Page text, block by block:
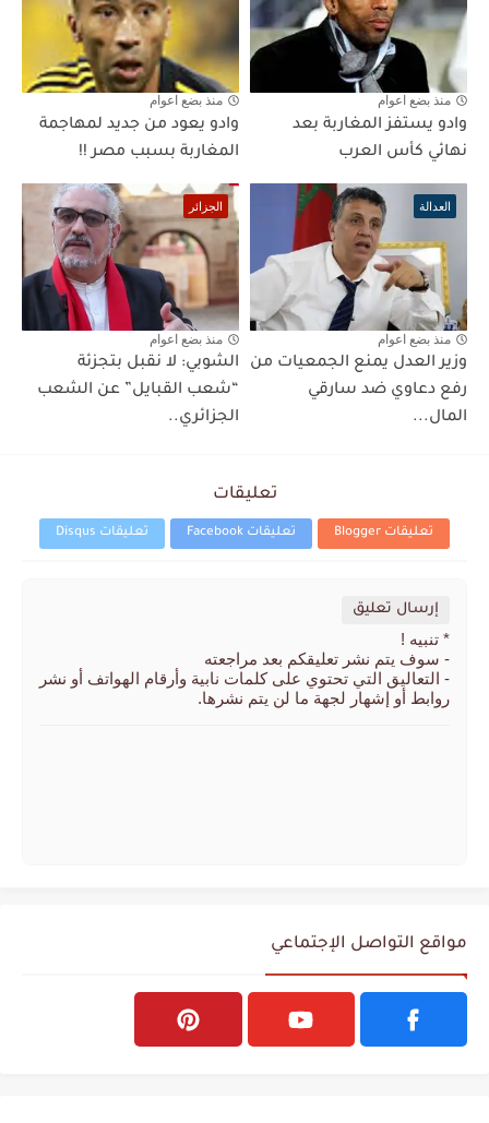
منذ بضع اعوام
وادو يستفز المغاربة بعد
نهائي كأس العرب
منذ بضع اعوام
وادو يعود من جديد لمهاجمة
المغاربة بسبب مصر !!
العدالة
منذ بضع اعوام
وزير العدل يمنع الجمعيات من
رفع دعاوي ضد سارقي
المال...
الجزائر
منذ بضع اعوام
الشوبي: لا نقبل بتجزئة
“شعب القبايل” عن الشعب
الجزائري..
تعليقات
تعليقات Blogger تعليقات Facebook تعليقات Disqus
إرسال تعليق
* تنبيه !
- سوف يتم نشر تعليقكم بعد مراجعته
- التعاليق التي تحتوي على كلمات نابية وأرقام الهواتف أو نشر
روابط أو إشهار لجهة ما لن يتم نشرها.
مواقع التواصل الإجتماعي